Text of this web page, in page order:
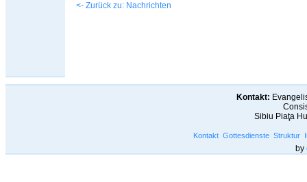
<- Zurück zu: Nachrichten
Kontakt:
Sibiu Piaţa
Kontakt Gottesdienste Struktur
by